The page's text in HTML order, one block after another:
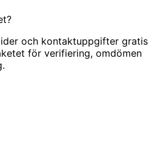
och kontaktuppgifter gratis
för verifiering, omdömen